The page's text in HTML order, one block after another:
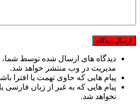
دیدگاه های ارسال شده توسط شما،
مدیریت در وب منتشر خواهد شد.
پیام هایی که حاوی تهمت یا افترا
پیام هایی که به غیر از زبان فارسی
نخواهد شد.